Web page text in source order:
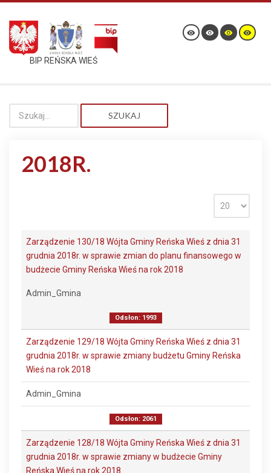
BIP REŃSKA WIEŚ
SZUKAJ
2018R.
Zarządzenie 130/18 Wójta Gminy Reńska Wieś z dnia 31
grudnia 2018r. w sprawie zmian do planu finansowego w
budżecie Gminy Reńska Wieś na rok 2018
Admin_Gmina
Odsłon: 1993
Zarządzenie 129/18 Wójta Gminy Reńska Wieś z dnia 31
grudnia 2018r. w sprawie zmiany budżetu Gminy Reńska
Wieś na rok 2018
Admin_Gmina
Odsłon: 2061
Zarządzenie 128/18 Wójta Gminy Reńska Wieś z dnia 31
grudnia 2018r. w sprawie zmiany w budżecie Gminy
Reńska Wieś na rok 2018